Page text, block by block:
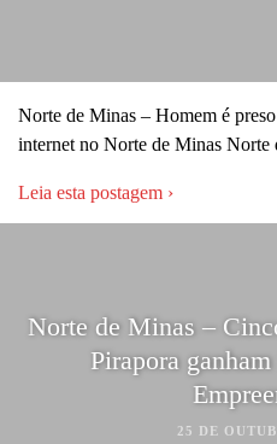
Norte de Minas – Homem é
internet no Norte de Minas
Leia esta postagem ›
Norte de Minas –
Pirapora
25 DE